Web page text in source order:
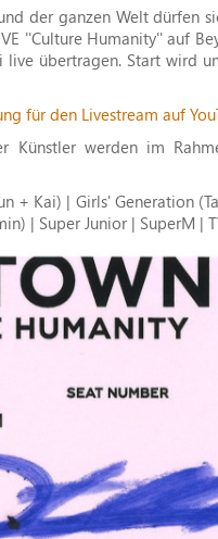
der ganzen Welt dürfen
''Culture Humanity'' auf
live übertragen. Start wird
für den Livestream auf
Künstler werden im
+ Kai) | Girls' Generation
| Super Junior | SuperM |